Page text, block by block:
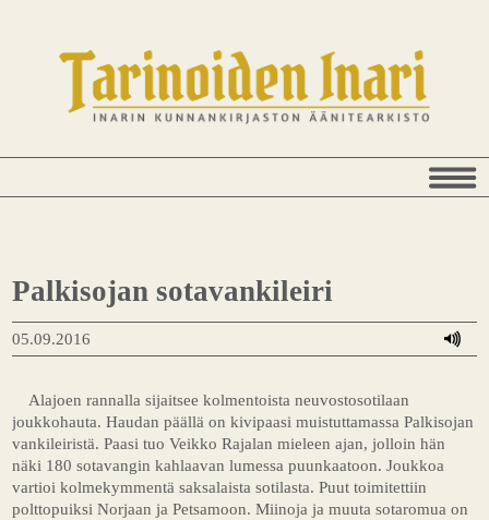
Palkisojan sotavankileiri
05.09.2016
Alajoen rannalla sijaitsee kolmentoista neuvostosotilaan
joukkohauta. Haudan päällä on kivipaasi muistuttamassa Palkisojan
vankileiristä. Paasi tuo Veikko Rajalan mieleen ajan, jolloin hän
näki 180 sotavangin kahlaavan lumessa puunkaatoon. Joukkoa
vartioi kolmekymmentä saksalaista sotilasta. Puut toimitettiin
polttopuiksi Norjaan ja Petsamoon. Miinoja ja muuta sotaromua on